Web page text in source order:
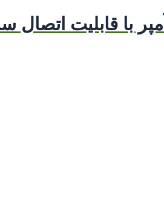
رله تک کانال 15 آمپر با